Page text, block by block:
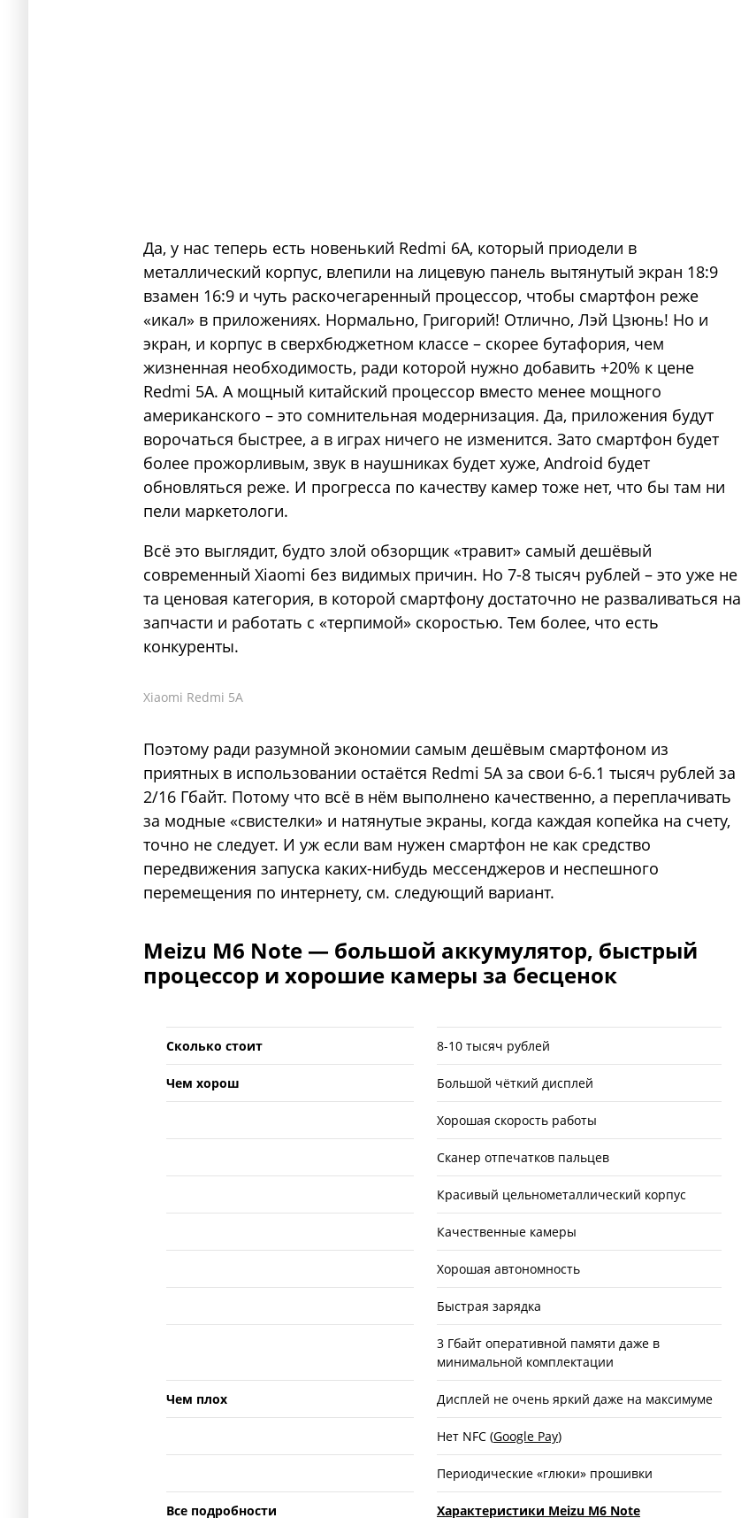
Да, у нас теперь есть новенький Redmi 6A, который приодели в
металлический корпус, влепили на лицевую панель вытянутый экран 18:9
взамен 16:9 и чуть раскочегаренный процессор, чтобы смартфон реже
«икал» в приложениях. Нормально, Григорий! Отлично, Лэй Цзюнь! Но и
экран, и корпус в сверхбюджетном классе – скорее бутафория, чем
жизненная необходимость, ради которой нужно добавить +20% к цене
Redmi 5A. А мощный китайский процессор вместо менее мощного
американского – это сомнительная модернизация. Да, приложения будут
ворочаться быстрее, а в играх ничего не изменится. Зато смартфон будет
более прожорливым, звук в наушниках будет хуже, Android будет
обновляться реже. И прогресса по качеству камер тоже нет, что бы там ни
пели маркетологи.
Всё это выглядит, будто злой обзорщик «травит» самый дешёвый
современный Xiaomi без видимых причин. Но 7-8 тысяч рублей – это уже не
та ценовая категория, в которой смартфону достаточно не разваливаться на
запчасти и работать с «терпимой» скоростью. Тем более, что есть
конкуренты.
Xiaomi Redmi 5A
Поэтому ради разумной экономии самым дешёвым смартфоном из
приятных в использовании остаётся Redmi 5A за свои 6-6.1 тысяч рублей за
2/16 Гбайт. Потому что всё в нём выполнено качественно, а переплачивать
за модные «свистелки» и натянутые экраны, когда каждая копейка на счету,
точно не следует. И уж если вам нужен смартфон не как средство
передвижения запуска каких-нибудь мессенджеров и неспешного
перемещения по интернету, см. следующий вариант.
Meizu M6 Note — большой аккумулятор, быстрый
процессор и хорошие камеры за бесценок
Сколько стоит 8-10 тысяч рублей
Чем хорош Большой чёткий дисплей
Хорошая скорость работы
Сканер отпечатков пальцев
Красивый цельнометаллический корпус
Качественные камеры
Хорошая автономность
Быстрая зарядка
3 Гбайт оперативной памяти даже в
минимальной комплектации
Чем плох Дисплей не очень яркий даже на максимуме
Нет NFC (Google Pay)
Периодические «глюки» прошивки
Все подробности Характеристики Meizu M6 Note